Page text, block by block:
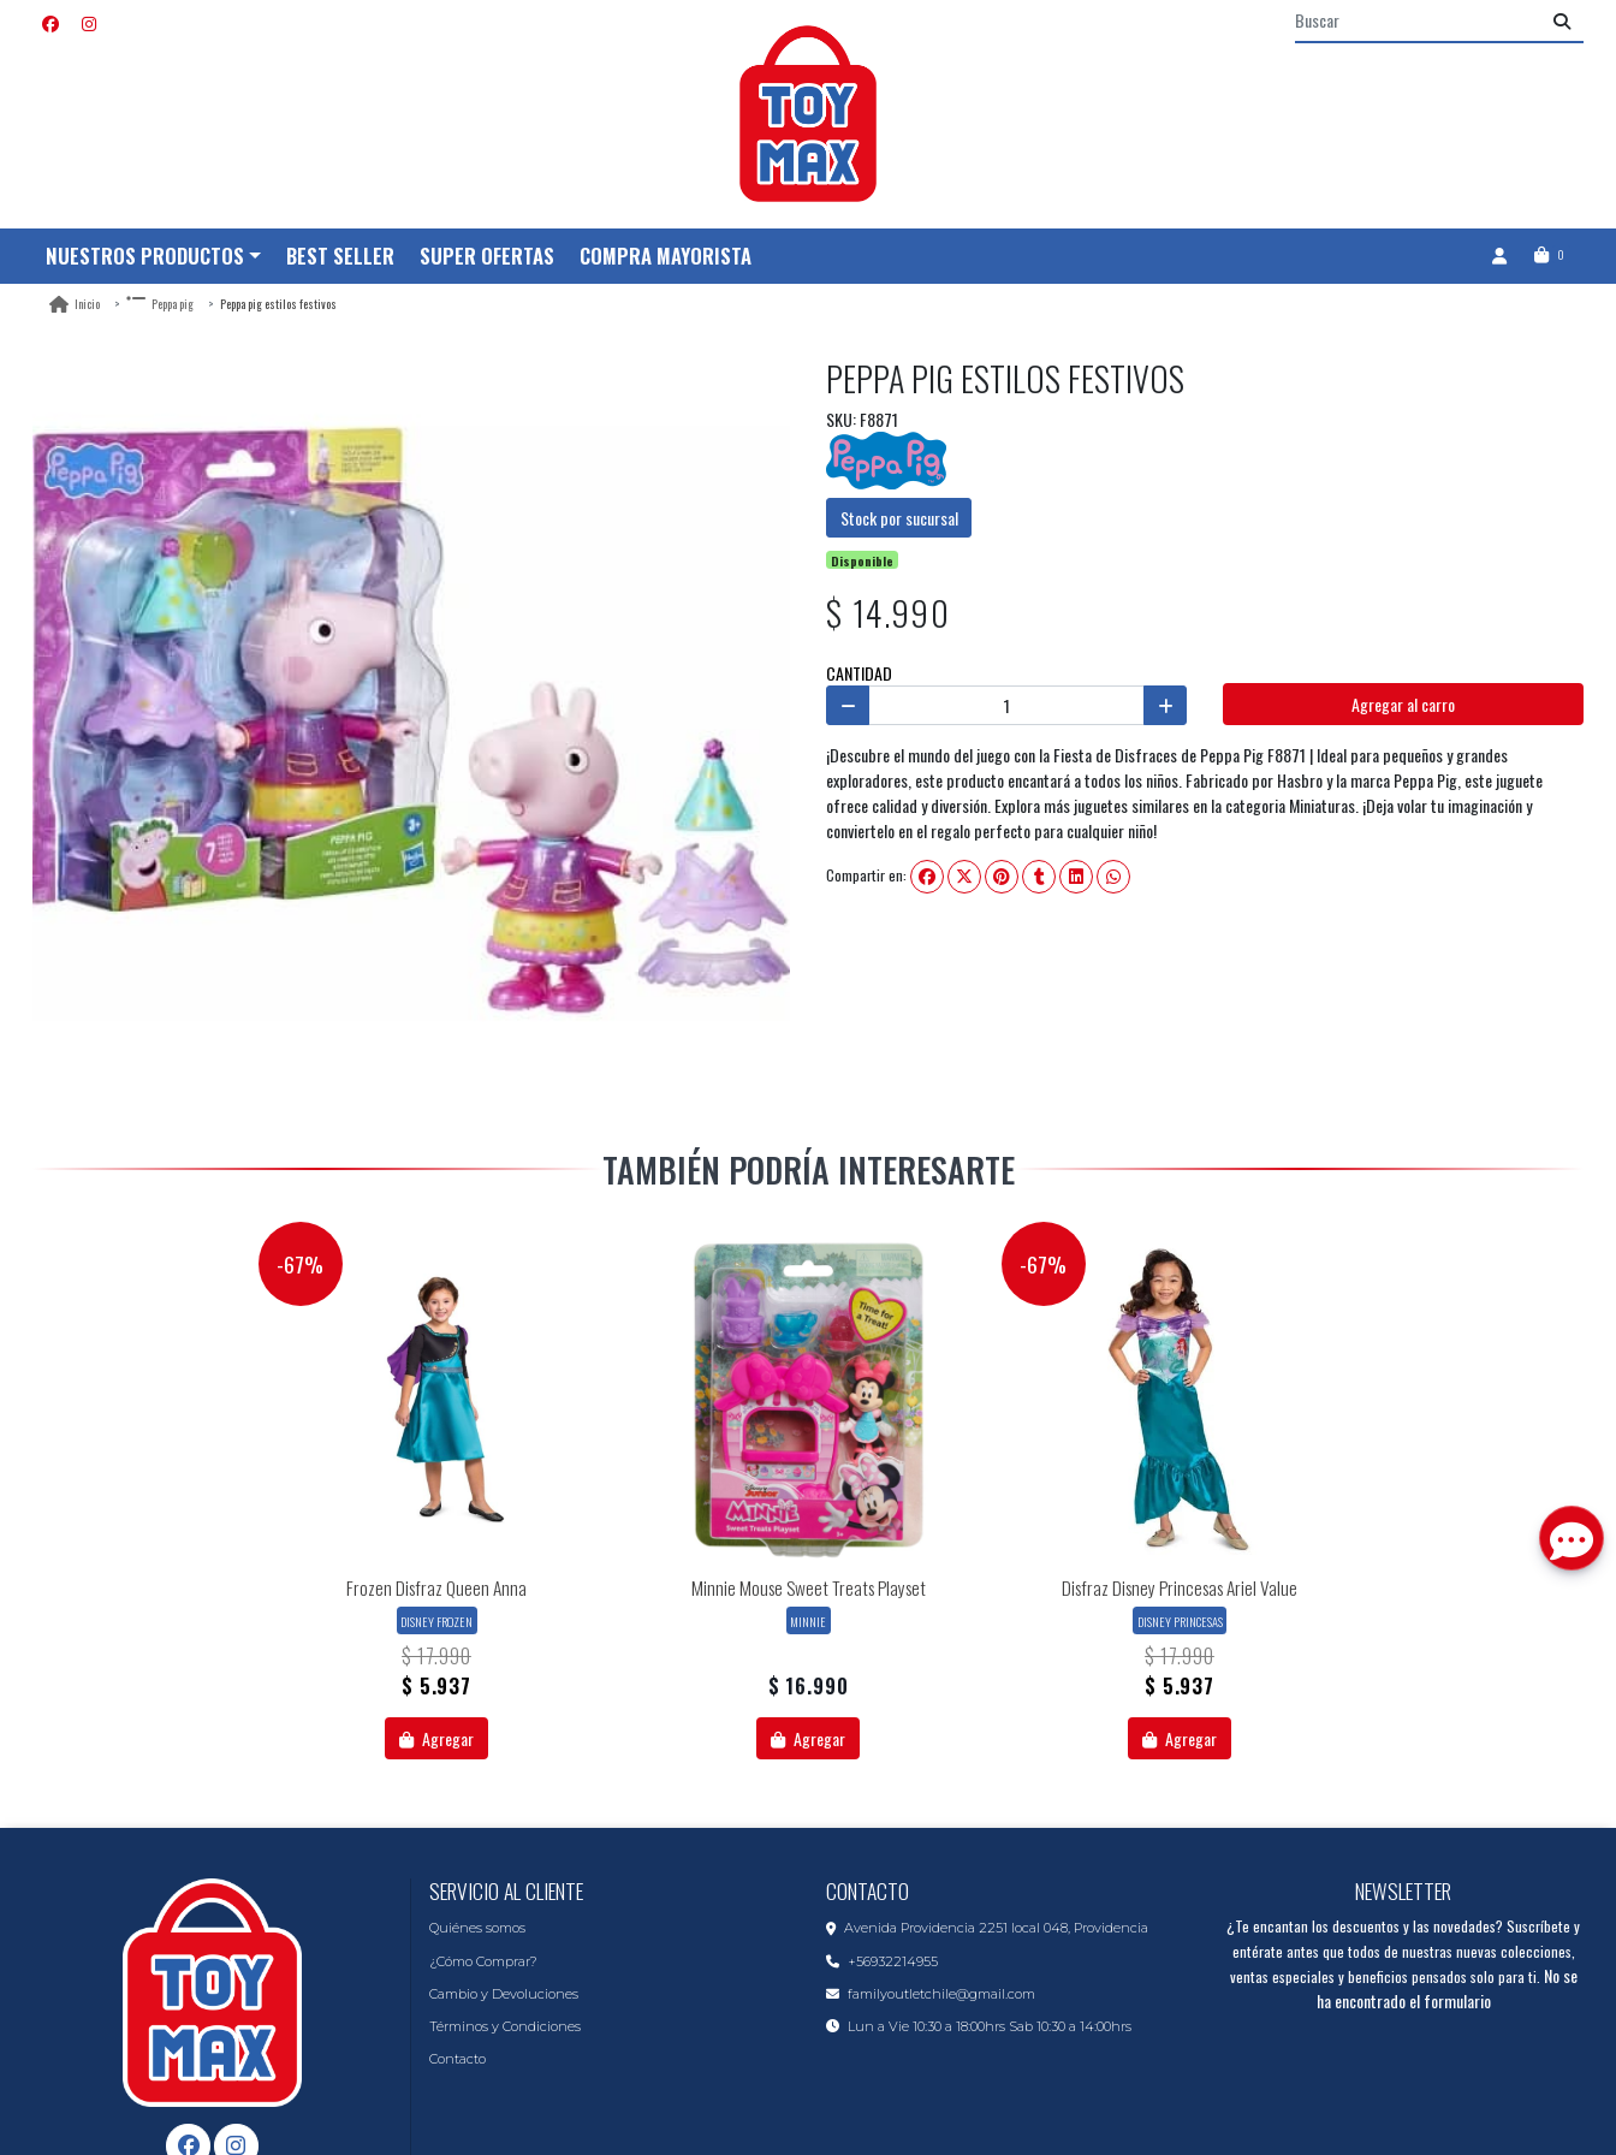
NUESTROS PRODUCTOS BEST SELLER SUPER OFERTAS COMPRA MAYORISTA 0
Inicio Peppa pig Peppa pig estilos festivos
PEPPA PIG ESTILOS FESTIVOS
SKU: F8871
Stock por sucursal
Disponible
$ 14.990
CANTIDAD
Agregar al carro
¡Descubre el mundo del juego con la Fiesta de Disfraces de Peppa Pig F8871 | Ideal para pequeños y grandes
exploradores, este producto encantará a todos los niños. Fabricado por Hasbro y la marca Peppa Pig, este juguete
ofrece calidad y diversión. Explora más juguetes similares en la categoria Miniaturas. ¡Deja volar tu imaginación y
conviertelo en el regalo perfecto para cualquier niño!
Compartir en:
TAMBIÉN PODRÍA INTERESARTE
-67%
Frozen Disfraz Queen Anna
DISNEY FROZEN
$ 17.990
$ 5.937
Agregar
Minnie Mouse Sweet Treats Playset
MINNIE
$ 16.990
Agregar
-67%
Disfraz Disney Princesas Ariel Value
DISNEY PRINCESAS
$ 17.990
$ 5.937
Agregar
SERVICIO AL CLIENTE
Quiénes somos
¿Cómo Comprar?
Cambio y Devoluciones
Términos y Condiciones
Contacto
CONTACTO
Avenida Providencia 2251 local 048, Providencia
+56932214955
familyoutletchile@gmail.com
Lun a Vie 10:30 a 18:00hrs Sab 10:30 a 14:00hrs
NEWSLETTER
¿Te encantan los descuentos y las novedades? Suscríbete y
entérate antes que todos de nuestras nuevas colecciones,
ventas especiales y beneficios pensados solo para ti. No se
ha encontrado el formulario